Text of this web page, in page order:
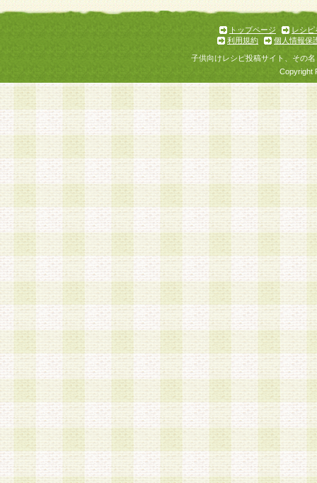
トップページ
レシピ
利用規約
個人情報保
子供向けレシピ投稿サイト、その
Copyright